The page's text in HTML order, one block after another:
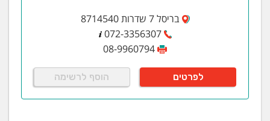
בריסל 7 שדרות 8714540
072-3356307
08-9960794
לפרטים הוסף לרשימה